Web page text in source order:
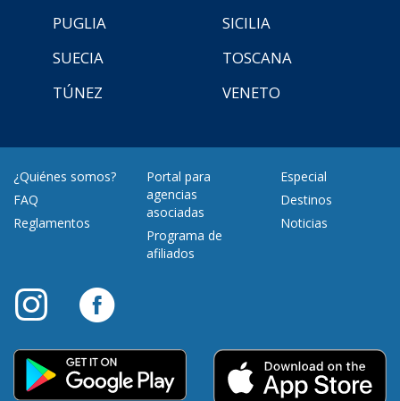
PUGLIA
SICILIA
SUECIA
TOSCANA
TÚNEZ
VENETO
¿Quiénes somos?
FAQ
Reglamentos
Portal para
agencias
asociadas
Programa de
afiliados
Especial
Destinos
Noticias